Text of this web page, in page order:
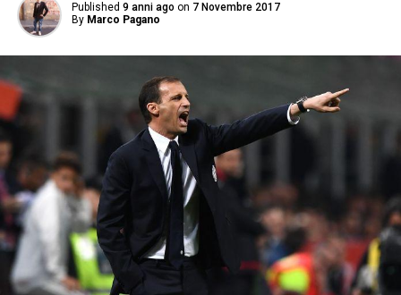
Published 9 anni ago on 7 Novembre 2017
By Marco Pagano